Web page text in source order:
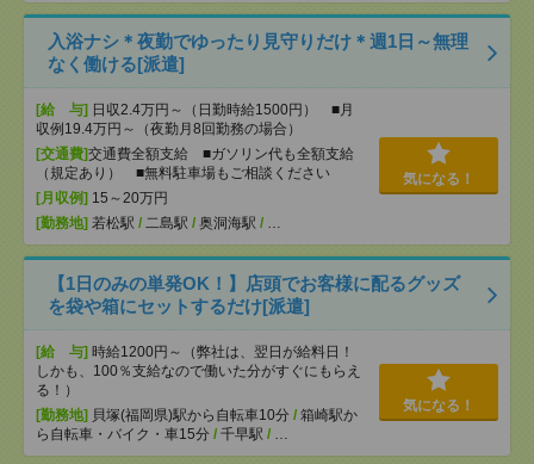
入浴ナシ＊夜勤でゆったり見守りだけ＊週1日～無理
なく働ける[派遣]
[給 与] 日収2.4万円～（日勤時給1500円） ■月
収例19.4万円～（夜勤月8回勤務の場合）
[交通費]交通費全額支給 ■ガソリン代も全額支給
（規定あり） ■無料駐車場もご相談ください
[月収例] 15～20万円
[勤務地] 若松駅 / 二島駅 / 奥洞海駅 / …
気になる！
【1日のみの単発OK！】店頭でお客様に配るグッズ
を袋や箱にセットするだけ[派遣]
[給 与] 時給1200円～（弊社は、翌日が給料日！
しかも、100％支給なので働いた分がすぐにもらえ
る！）
[勤務地] 貝塚(福岡県)駅から自転車10分 / 箱崎駅か
ら自転車・バイク・車15分 / 千早駅 / …
気になる！